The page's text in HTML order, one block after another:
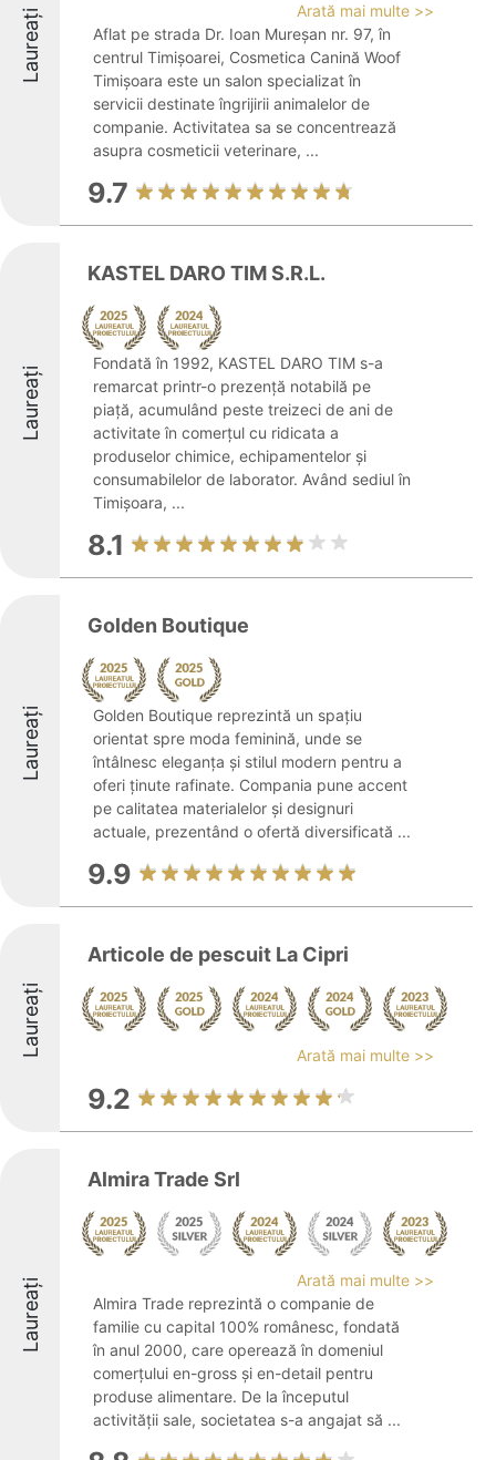
Laureați
Arată mai multe >>
Aflat pe strada Dr. Ioan Mureșan nr. 97, în
centrul Timișoarei, Cosmetica Canină Woof
Timișoara este un salon specializat în
servicii destinate îngrijirii animalelor de
companie. Activitatea sa se concentrează
asupra cosmeticii veterinare, ...
9.7
Laureați
KASTEL DARO TIM S.R.L.
Fondată în 1992, KASTEL DARO TIM s-a
remarcat printr-o prezență notabilă pe
piață, acumulând peste treizeci de ani de
activitate în comerțul cu ridicata a
produselor chimice, echipamentelor și
consumabilelor de laborator. Având sediul în
Timișoara, ...
8.1
Laureați
Golden Boutique
Golden Boutique reprezintă un spațiu
orientat spre moda feminină, unde se
întâlnesc eleganța și stilul modern pentru a
oferi ținute rafinate. Compania pune accent
pe calitatea materialelor și designuri
actuale, prezentând o ofertă diversificată ...
9.9
Laureați
Articole de pescuit La Cipri
Arată mai multe >>
9.2
Laureați
Almira Trade Srl
Arată mai multe >>
Almira Trade reprezintă o companie de
familie cu capital 100% românesc, fondată
în anul 2000, care operează în domeniul
comerțului en-gross și en-detail pentru
produse alimentare. De la începutul
activității sale, societatea s-a angajat să ...